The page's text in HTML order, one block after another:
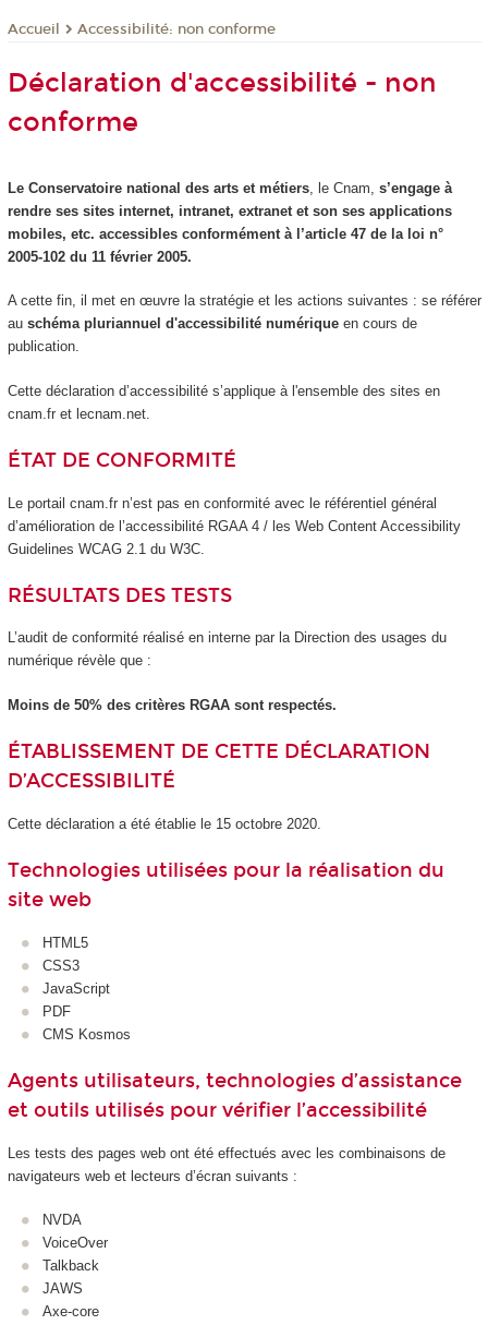
Accueil Accessibilité: non conforme
Déclaration d'accessibilité - non
conforme
Le Conservatoire national des arts et métiers, le Cnam, s’engage à
rendre ses sites internet, intranet, extranet et son ses applications
mobiles, etc. accessibles conformément à l’article 47 de la loi n°
2005-102 du 11 février 2005.
A cette fin, il met en œuvre la stratégie et les actions suivantes : se référer
au schéma pluriannuel d'accessibilité numériqueen cours de
publication.
Cette déclaration d’accessibilité s’applique à l'ensemble des sites en
cnam.fr et lecnam.net.
ÉTAT DE CONFORMITÉ
Le portail cnam.fr n’est pas en conformité avec le référentiel général
d’amélioration de l’accessibilité RGAA 4 / les Web Content Accessibility
Guidelines WCAG 2.1 du W3C.
RÉSULTATS DES TESTS
L’audit de conformité réalisé en interne par la Direction des usages du
numérique révèle que :
Moins de 50% des critères RGAA sont respectés.
ÉTABLISSEMENT DE CETTE DÉCLARATION
D’ACCESSIBILITÉ
Cette déclaration a été établie le 15 octobre 2020.
Technologies utilisées pour la réalisation du
site web
HTML5
CSS3
JavaScript
PDF
CMS Kosmos
Agents utilisateurs, technologies d’assistance
et outils utilisés pour vérifier l’accessibilité
Les tests des pages web ont été effectués avec les combinaisons de
navigateurs web et lecteurs d’écran suivants :
NVDA
VoiceOver
Talkback
JAWS
Axe-core